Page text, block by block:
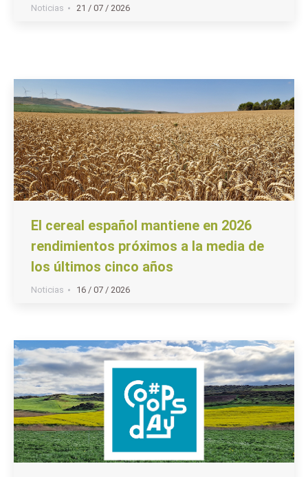
Noticias 21 / 07 / 2026
El cereal español mantiene en 2026
rendimientos próximos a la media de
los últimos cinco años
Noticias 16 / 07 / 2026